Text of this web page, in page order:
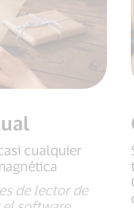
cualquier
de lector de